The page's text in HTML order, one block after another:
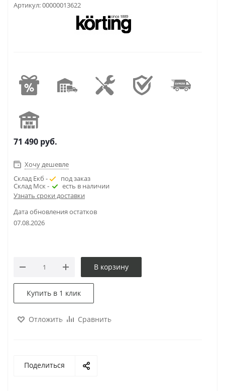
Артикул:00000013622
71 490 руб.
Хочу дешевле
Склад Екб -
под заказ
Склад Мск -
есть в наличии
Узнать сроки доставки
Дата обновления остатков
07.08.2026
В корзину
Купить в 1 клик
Отложить Сравнить
Поделиться